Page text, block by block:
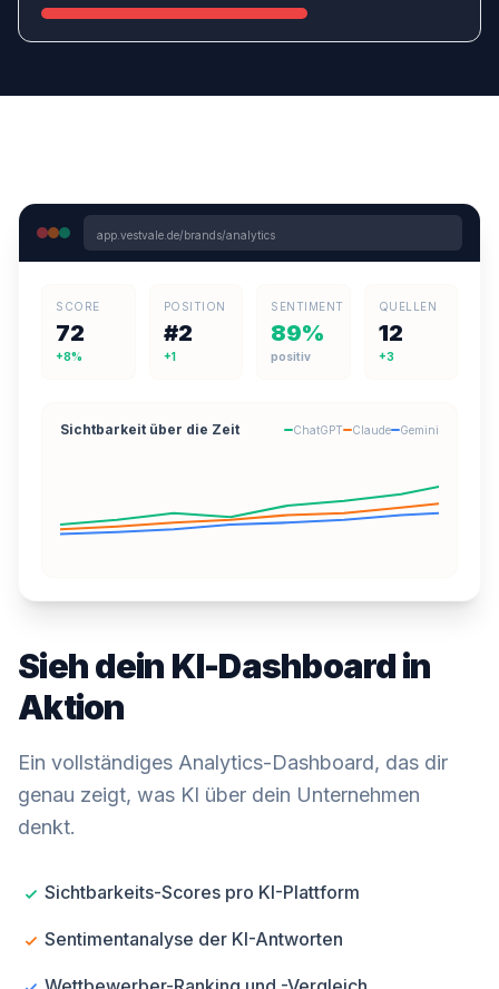
app.vestvale.de/brands/analytics
SCORE
72
+8%
POSITION
#2
+1
SENTIMENT
89%
positiv
QUELLEN
12
+3
Sichtbarkeit über die Zeit ChatGPT Claude Gemini
Sieh dein KI-Dashboard in
Aktion
Ein vollständiges Analytics-Dashboard, das dir
genau zeigt, was KI über dein Unternehmen
denkt.
Sichtbarkeits-Scores pro KI-Plattform
Sentimentanalyse der KI-Antworten